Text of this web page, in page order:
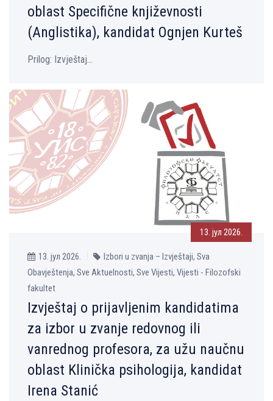
oblast Specifične književnosti
(Anglistika), kandidat Ognjen Kurteš
Prilog: Izvještaj...
13. јул 2026.
13. јул 2026.
Izbori u zvanja – Izvještaji, Sva
Obavještenja, Sve Aktuelnosti, Sve Vijesti, Vijesti - Filozofski
fakultet
Izvještaj o prijavljenim kandidatima
za izbor u zvanje redovnog ili
vanrednog profesora, za užu naučnu
oblast Klinička psihologija, kandidat
Irena Stanić